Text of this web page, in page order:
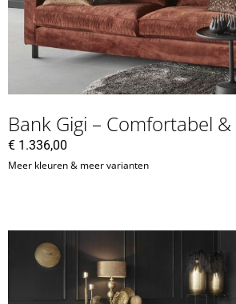
Bank Gigi – Comfortabel
€ 1.336,00
Meer kleuren & meer varianten